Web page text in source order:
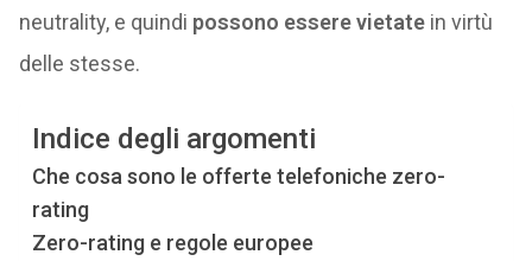
neutrality, e quindi possono essere vietatein virtù
delle stesse.
Indice degli argomenti
Che cosa sono le offerte telefoniche zero-
rating
Zero-rating e regole europee